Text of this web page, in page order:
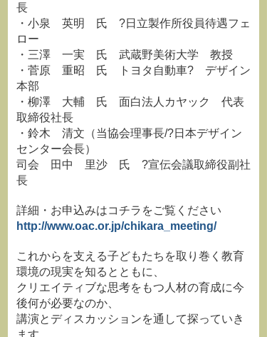
長
・小泉 英明 氏 ?日立製作所役員待遇フェ
ロー
・三澤 一実 氏 武蔵野美術大学 教授
・菅原 重昭 氏 トヨタ自動車? デザイン
本部
・柳澤 大輔 氏 面白法人カヤック 代表
取締役社長
・鈴木 清文（当協会理事長/?日本デザイン
センター会長）
司会 田中 里沙 氏 ?宣伝会議取締役副社
長
詳細・お申込みはコチラをご覧ください
http://www.oac.or.jp/chikara_meeting/
これからを支える子どもたちを取り巻く教育
環境の現実を知るとともに、
クリエイティブな思考をもつ人材の育成に今
後何が必要なのか、
講演とディスカッションを通して探っていき
ます。